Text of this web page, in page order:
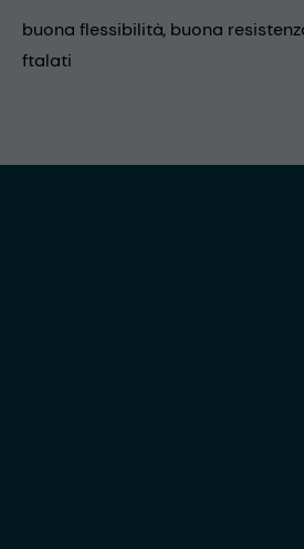
buona flessibilità, buona
ftalati